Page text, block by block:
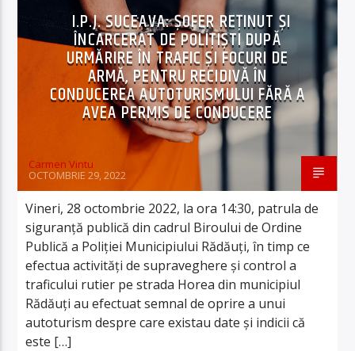
I.P.J. SUCEAVA: ȘOFER REȚINUT ȘI
ÎNCARCERAT DE POLIȚIȘTI DUPĂ
URMĂRIRE ÎN TRAFIC ȘI FOCURI DE
ARMĂ, PENTRU RECIDIVĂ ÎN
CONDUCEREA AUTOTURISMULUI FĂRĂ A
AVEA PERMIS DE CONDUCERE
Carmen Vintu
OCTOMBRIE 29, 2022
Vineri, 28 octombrie 2022, la ora 14:30, patrula de
siguranță publică din cadrul Biroului de Ordine
Publică a Poliției Municipiului Rădăuți, în timp ce
efectua activități de supraveghere și control a
traficului rutier pe strada Horea din municipiul
Rădăuți au efectuat semnal de oprire a unui
autoturism despre care existau date și indicii că
este […]